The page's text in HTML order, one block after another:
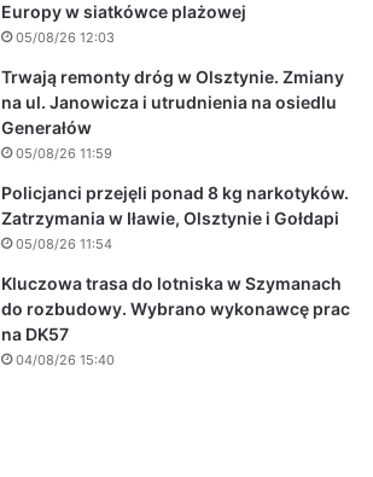
Europy w siatkówce plażowej
05/08/26 12:03
Trwają remonty dróg w Olsztynie. Zmiany
na ul. Janowicza i utrudnienia na osiedlu
Generałów
05/08/26 11:59
Policjanci przejęli ponad 8 kg narkotyków.
Zatrzymania w Iławie, Olsztynie i Gołdapi
05/08/26 11:54
Kluczowa trasa do lotniska w Szymanach
do rozbudowy. Wybrano wykonawcę prac
na DK57
04/08/26 15:40